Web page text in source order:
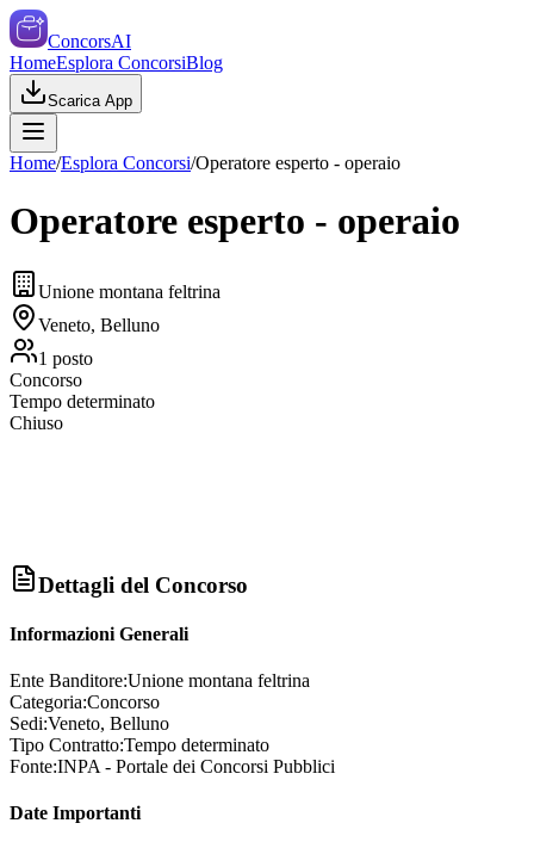
ConcorsAI
HomeEsplora ConcorsiBlog
Scarica App
Home/Esplora Concorsi/Operatore esperto - operaio
Operatore esperto - operaio
Unione montana feltrina
Veneto, Belluno
1 posto
Concorso
Tempo determinato
Chiuso
Dettagli del Concorso
Informazioni Generali
Ente Banditore:Unione montana feltrina
Categoria:Concorso
Sedi:Veneto, Belluno
Tipo Contratto:Tempo determinato
Fonte:INPA - Portale dei Concorsi Pubblici
Date Importanti